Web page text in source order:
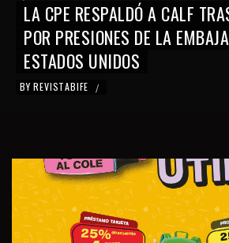
LA CPE RESPALDÓ A CALF
POR PRESIONES DE LA
ESTADOS UNIDOS
BY REVISTABIFE /